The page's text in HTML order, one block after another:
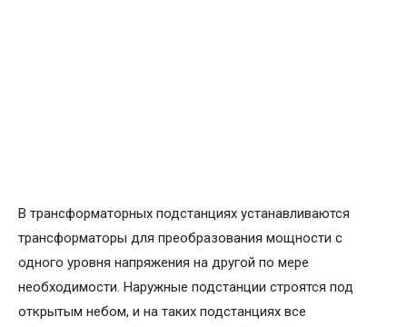
В трансформаторных подстанциях устанавливаются
трансформаторы для преобразования мощности с
одного уровня напряжения на другой по мере
необходимости. Наружные подстанции строятся под
открытым небом, и на таких подстанциях все